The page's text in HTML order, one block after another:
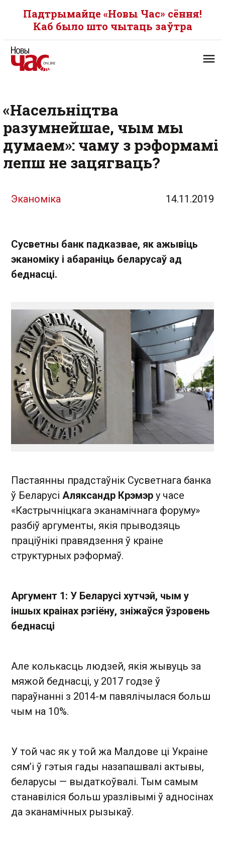
Падтрымайце «Новы Час» сёння!
Каб было што чытаць заўтра
«Насельніцтва
разумнейшае, чым мы
думаем»: чаму з рэформамі
лепш не зацягваць?
Эканоміка 14.11.2019
Сусветны банк падказвае, як ажывіць
эканоміку і абараніць беларусаў ад
беднасці.
Пастаянны прадстаўнік Сусветнага банка
ў Беларусі Аляксандр Крэмэр у часе
«Кастрычніцкага эканамічнага форуму»
разбіў аргументы, якія прыводзяць
праціўнікі правядзення ў краіне
структурных рэформаў.
Аргумент 1: У Беларусі хутчэй, чым у
іншых краінах рэгіёну, зніжаўся ўзровень
беднасці
Але колькасць людзей, якія жывуць за
мяжой беднасці, у 2017 годзе ў
параўнанні з 2014-м павялічылася больш
чым на 10%.
У той час як у той жа Малдове ці Украіне
сям’і ў гэтыя гады назапашвалі актывы,
беларусы — выдаткоўвалі. Тым самым
станавіліся больш уразлівымі ў адносінах
да эканамічных рызыкаў.